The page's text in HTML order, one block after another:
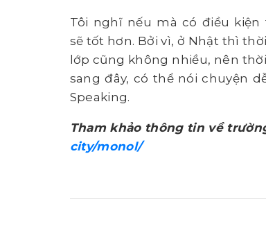
Tôi nghĩ nếu mà có điều
sẽ tốt hơn. Bởi vì, ở Nhật thì
lớp cũng không nhiều, nên
sang đây, có thể nói chuyện
Speaking.
Tham khảo thông tin về
city/monol/